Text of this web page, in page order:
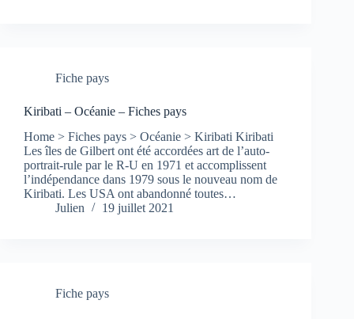
Fiche pays
Kiribati – Océanie – Fiches pays
Home > Fiches pays > Océanie > Kiribati Kiribati
Les îles de Gilbert ont été accordées art de l’auto-
portrait-rule par le R-U en 1971 et accomplissent
l’indépendance dans 1979 sous le nouveau nom de
Kiribati. Les USA ont abandonné toutes…
Julien
19 juillet 2021
Fiche pays